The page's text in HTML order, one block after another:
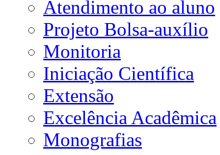
Atendimento ao aluno
Projeto Bolsa-auxílio
Monitoria
Iniciação Científica
Extensão
Excelência Acadêmica
Monografias